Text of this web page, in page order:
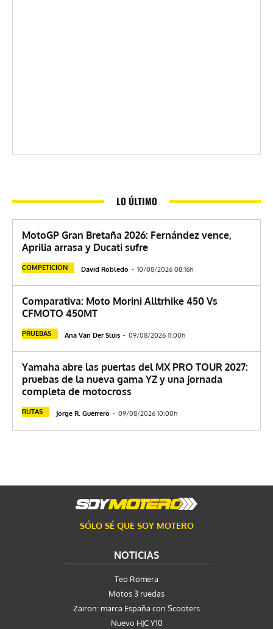
LO ÚLTIMO
MotoGP Gran Bretaña 2026: Fernández vence,
Aprilia arrasa y Ducati sufre
COMPETICION David Robledo - 10/08/2026 08:16h
Comparativa: Moto Morini Alltrhike 450 Vs
CFMOTO 450MT
PRUEBAS Ana Van Der Sluis - 09/08/2026 11:00h
Yamaha abre las puertas del MX PRO TOUR 2027:
pruebas de la nueva gama YZ y una jornada
completa de motocross
RUTAS Jorge R. Guerrero - 09/08/2026 10:00h
SÓLO SÉ QUE SOY MOTERO
NOTICIAS
Teo Romera
Motos 3 ruedas
Zairon: marca España con Scooters
Nuevo HJC Y10